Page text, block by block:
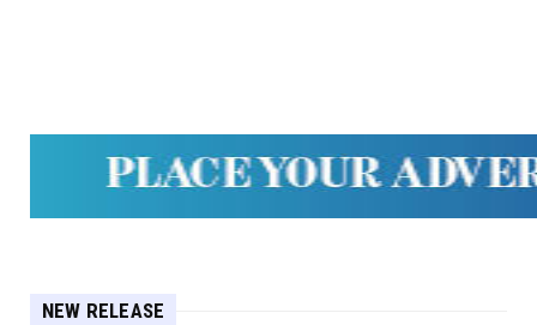
NEW RELEASE